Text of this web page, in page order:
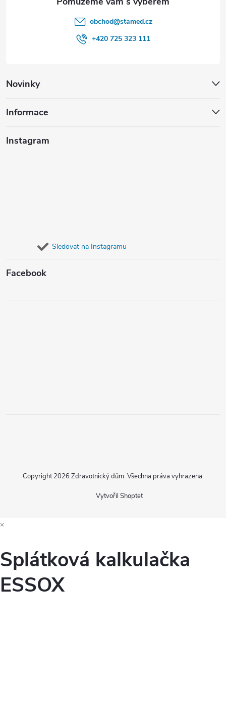
Novinky
Informace
Instagram
Sledovat na Instagramu
Facebook
obchod@stamed.cz
+420 725 323 111
Vytvořil Shoptet
Copyright 2026 Zdravotnický dům. Všechna práva vyhrazena.
×
Splátková kalkulačka
ESSOX